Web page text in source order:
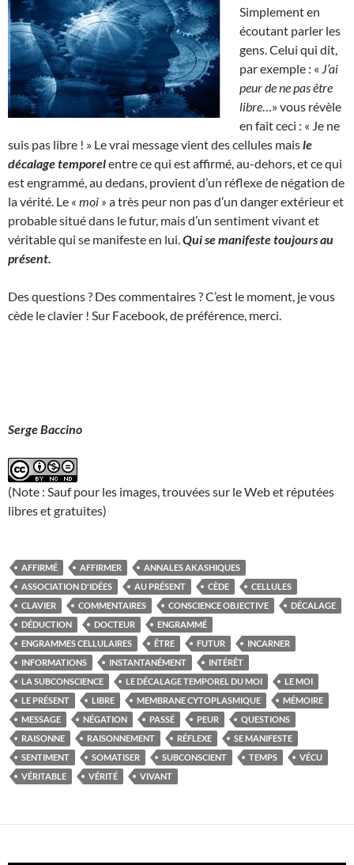
Simplement en
écoutant parler les
gens. Celui qui dit,
par exemple : « J’ai
peur de ne pas être
libre …» vous révèle
en fait ceci : « Je ne
suis pas libre ! » Le vrai message vient des cellules maisle
décalage temporelentre ce qui est affirmé, au-dehors, et ce qui
est engrammé, au dedans, provient d’un réflexe de négation de
la vérité. Le « moi » a très peur non pas d’un danger extérieur et
probable situé dans le futur, mais d’un sentiment vivant et
véritable qui se manifeste en lui. Qui se manifeste toujours au
présent.
Des questions ? Des commentaires ? C’est le moment, je vous
cède le clavier ! Sur Facebook, de préférence, merci.
Serge Baccino
(Note : Sauf pour les images, trouvées sur le Web et réputées
libres et gratuites)
AFFIRMÉ AFFIRMER
ANNALES AKASHIQUES
ASSOCIATION D'IDÉES
AU PRÉSENT CÈDE
CELLULES
CLAVIER
COMMENTAIRES CONSCIENCE OBJECTIVE
DÉCALAGE
DÉDUCTION
DOCTEUR
ENGRAMMÉ
ENGRAMMES CELLULAIRES
ÊTRE FUTUR
INCARNER
INFORMATIONS
INSTANTANÉMENT
INTÉRÊT
LA SUBCONSCIENCE
LE DÉCALAGE TEMPOREL DU MOI
LE MOI
LE PRÉSENT
LIBRE MEMBRANE CYTOPLASMIQUE
MÉMOIRE
MESSAGE
NÉGATION PASSÉ PEUR
QUESTIONS
RAISONNE
RAISONNEMENT RÉFLEXE
SE MANIFESTE
SENTIMENT
SOMATISER SUBCONSCIENT TEMPS
VÉCU
VÉRITABLE
VÉRITÉ VIVANT